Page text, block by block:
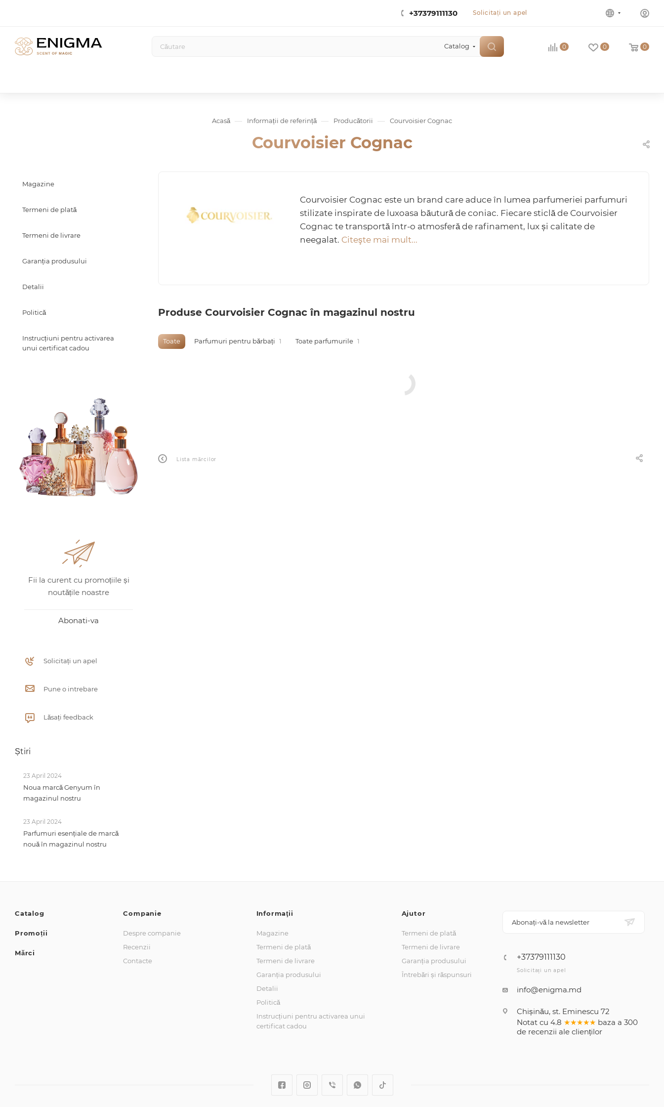
+37379111130 Solicitați un apel
Catalog 0 0 0
Acasă — Informații de referință — Producătorii — Courvoisier Cognac
Courvoisier Cognac
Courvoisier Cognac este un brand care aduce în lumea parfumeriei parfumuri
stilizate inspirate de luxoasa băutură de coniac. Fiecare sticlă de Courvoisier
Cognac te transportă într-o atmosferă de rafinament, lux și calitate de
neegalat. Citeşte mai mult...
Produse Courvoisier Cognac în magazinul nostru
Toate Parfumuri pentru bărbați 1 Toate parfumurile 1
Lista mărcilor
Magazine
Termeni de plată
Termeni de livrare
Garanția produsului
Detalii
Politică
Instrucțiuni pentru activarea
unui certificat cadou
Fii la curent cu promoțiile și
noutățile noastre
Abonati-va
Solicitați un apel
Pune o intrebare
Lăsați feedback
Știri
23 April 2024
Noua marcă Genyum în
magazinul nostru
23 April 2024
Parfumuri esențiale de marcă
nouă în magazinul nostru
Catalog
Promoții
Mărci
Companie
Despre companie
Recenzii
Contacte
Informaţii
Magazine
Termeni de plată
Termeni de livrare
Garanția produsului
Detalii
Politică
Instrucțiuni pentru activarea unui
certificat cadou
Ajutor
Termeni de plată
Termeni de livrare
Garanția produsului
Întrebări și răspunsuri
Abonați-vă la newsletter
+37379111130
Solicitați un apel
info@enigma.md
Chișinău, st. Eminescu 72
Notat cu 4.8 ★★★★★ baza a 300
de recenzii ale clienților